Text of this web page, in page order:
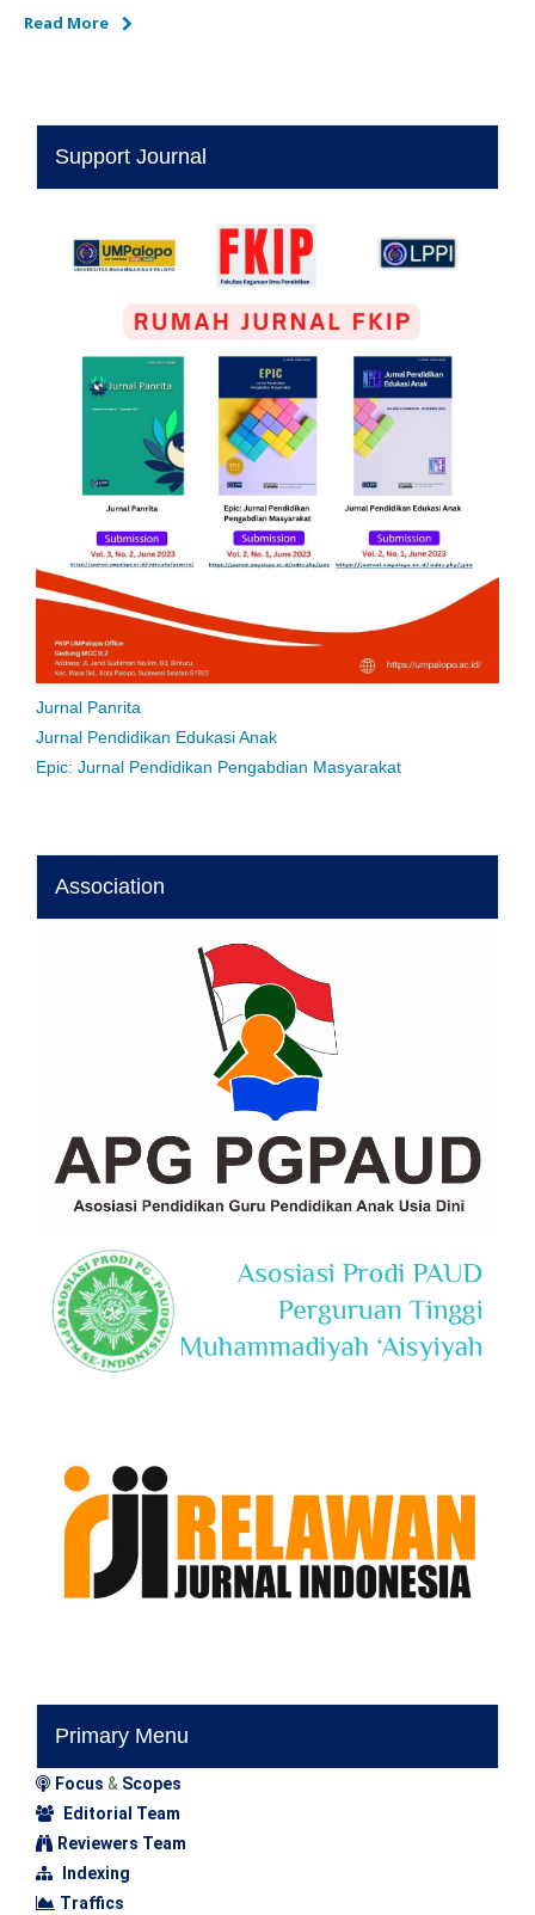
Read More
Support Journal
Jurnal Panrita
Jurnal Pendidikan Edukasi Anak
Epic: Jurnal Pendidikan Pengabdian Masyarakat
Association
Primary Menu
Focus & Scopes
Editorial Team
Reviewers Team
Indexing
Traffics